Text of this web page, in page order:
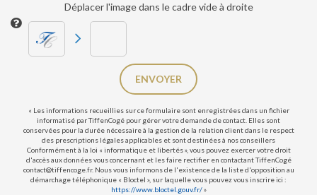
Déplacer l'image dans le cadre vide à droite
ENVOYER
« Les informations recueillies sur ce formulaire sont enregistrées dans un fichier
informatisé par TiffenCogé pour gérer votre demande de contact. Elles sont
conservées pour la durée nécessaire à la gestion de la relation client dans le respect
des prescriptions légales applicables et sont destinées à nos conseillers
Conformément à la loi « informatique et libertés », vous pouvez exercer votre droit
d'accès aux données vous concernant et les faire rectifier en contactant TiffenCogé
contact@tiffencoge.fr. Nous vous informons de l'existence de la liste d'opposition au
démarchage téléphonique « Bloctel », sur laquelle vous pouvez vous inscrire ici :
https://www.bloctel.gouv.fr/»